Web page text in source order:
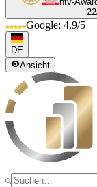
Google: 4,9/5
DE
Ansicht